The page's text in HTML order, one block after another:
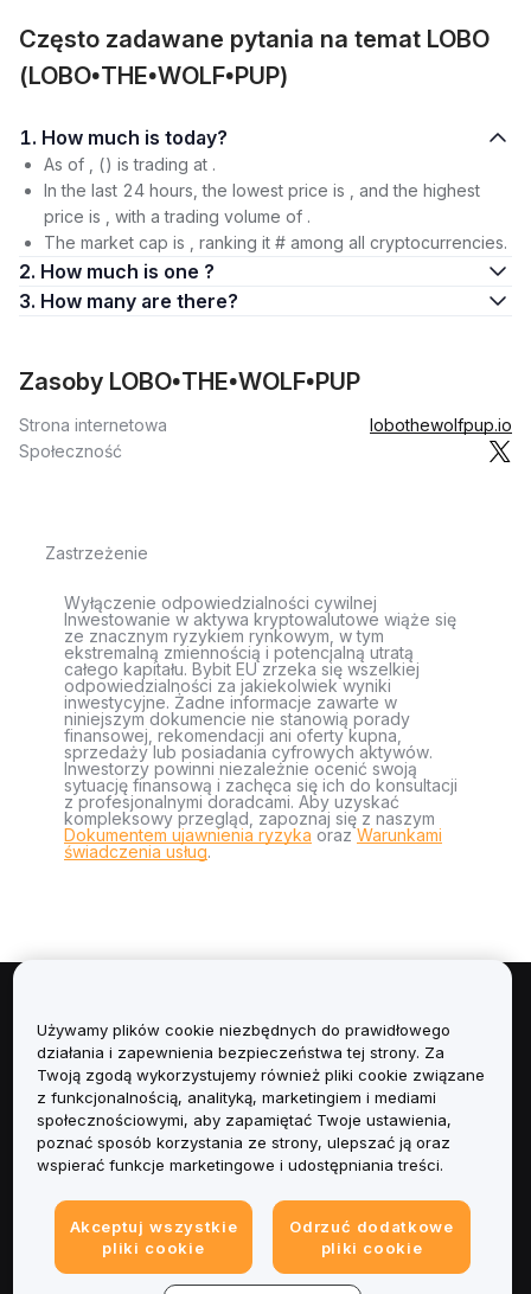
Często zadawane pytania na temat LOBO
(LOBO•THE•WOLF•PUP)
1. How much is today?
As of , () is trading at .
In the last 24 hours, the lowest price is , and the highest
price is , with a trading volume of .
The market cap is , ranking it # among all cryptocurrencies.
2. How much is one ?
3. How many are there?
Zasoby LOBO•THE•WOLF•PUP
Strona internetowa
lobothewolfpup.io
Społeczność
Zastrzeżenie
Wyłączenie odpowiedzialności cywilnej
Inwestowanie w aktywa kryptowalutowe wiąże się
ze znacznym ryzykiem rynkowym, w tym
ekstremalną zmiennością i potencjalną utratą
całego kapitału. Bybit EU zrzeka się wszelkiej
odpowiedzialności za jakiekolwiek wyniki
inwestycyjne. Żadne informacje zawarte w
niniejszym dokumencie nie stanowią porady
finansowej, rekomendacji ani oferty kupna,
sprzedaży lub posiadania cyfrowych aktywów.
Inwestorzy powinni niezależnie ocenić swoją
sytuację finansową i zachęca się ich do konsultacji
z profesjonalnymi doradcami. Aby uzyskać
kompleksowy przegląd, zapoznaj się z naszym
Dokumentem ujawnienia ryzyka orazWarunkami
świadczenia usług.
Informacje
Usługi
Obsługa Klienta
Informacje prawne
Używamy plików cookie niezbędnych do prawidłowego
działania i zapewnienia bezpieczeństwa tej strony. Za
Twoją zgodą wykorzystujemy również pliki cookie związane
z funkcjonalnością, analityką, marketingiem i mediami
społecznościowymi, aby zapamiętać Twoje ustawienia,
poznać sposób korzystania ze strony, ulepszać ją oraz
wspierać funkcje marketingowe i udostępniania treści.
Akceptuj wszystkie
pliki cookie
Odrzuć dodatkowe
pliki cookie